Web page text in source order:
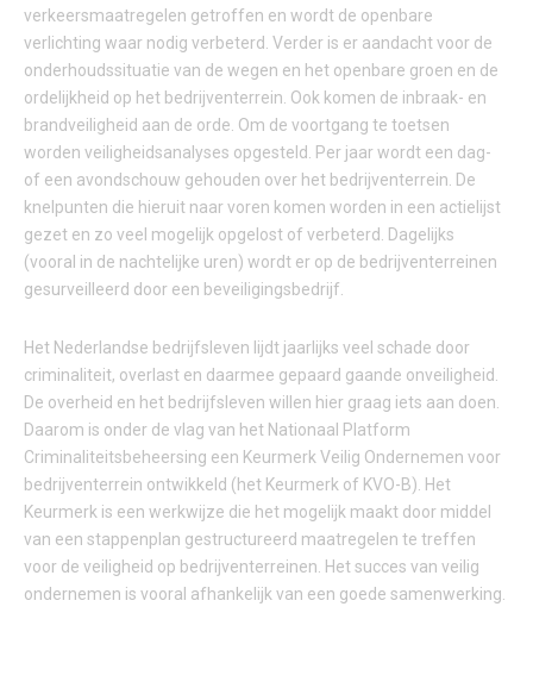
verkeersmaatregelen getroffen en wordt de openbare
verlichting waar nodig verbeterd. Verder is er aandacht voor de
onderhoudssituatie van de wegen en het openbare groen en de
ordelijkheid op het bedrijventerrein. Ook komen de inbraak- en
brandveiligheid aan de orde. Om de voortgang te toetsen
worden veiligheidsanalyses opgesteld. Per jaar wordt een dag-
of een avondschouw gehouden over het bedrijventerrein. De
knelpunten die hieruit naar voren komen worden in een actielijst
gezet en zo veel mogelijk opgelost of verbeterd. Dagelijks
(vooral in de nachtelijke uren) wordt er op de bedrijventerreinen
gesurveilleerd door een beveiligingsbedrijf.
Het Nederlandse bedrijfsleven lijdt jaarlijks veel schade door
criminaliteit, overlast en daarmee gepaard gaande onveiligheid.
De overheid en het bedrijfsleven willen hier graag iets aan doen.
Daarom is onder de vlag van het Nationaal Platform
Criminaliteitsbeheersing een Keurmerk Veilig Ondernemen voor
bedrijventerrein ontwikkeld (het Keurmerk of KVO-B). Het
Keurmerk is een werkwijze die het mogelijk maakt door middel
van een stappenplan gestructureerd maatregelen te treffen
voor de veiligheid op bedrijventerreinen. Het succes van veilig
ondernemen is vooral afhankelijk van een goede samenwerking.